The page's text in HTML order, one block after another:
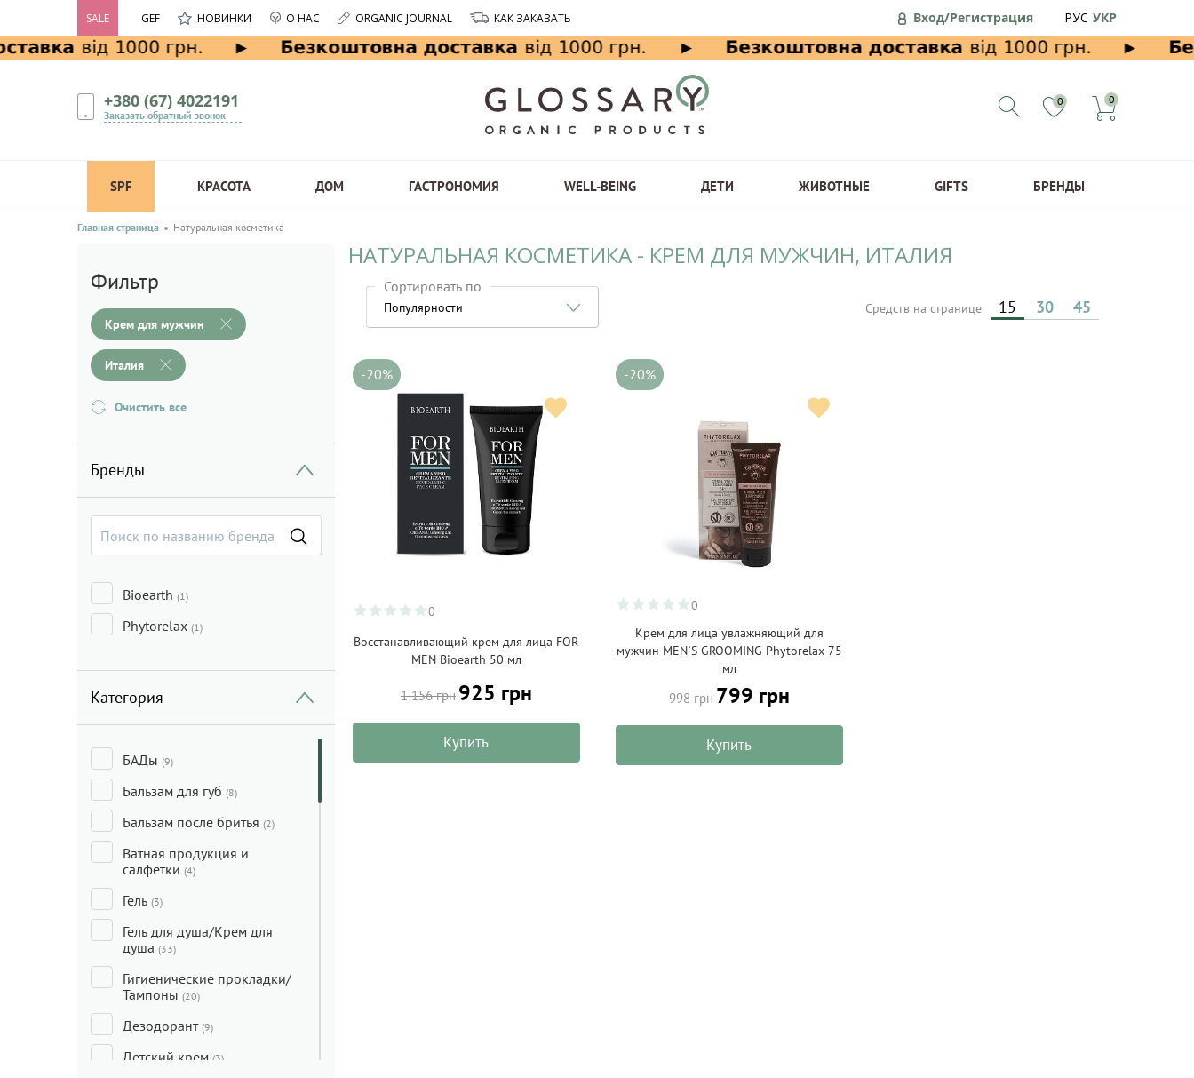
SALE GEF НОВИНКИ О НАС ORGANIC JOURNAL КАК ЗАКАЗАТЬ Вход/Регистрация РУС УКР
+380 (67) 4022191
Заказать обратный звонок
0 0
SPF КРАСОТА ДОМ ГАСТРОНОМИЯ WELL-BEING ДЕТИ ЖИВОТНЫЕ GIFTS БРЕНДЫ
Главная страница Натуральная косметика
Фильтр
Крем для мужчин
Италия
Очистить все
Бренды
Bioearth (1)
Phytorelax (1)
Категория
БАДы (9)
Бальзам для губ (8)
Бальзам после бритья (2)
Ватная продукция и
салфетки (4)
Гель (3)
Гель для душа/Крем для
душа (33)
Гигиенические прокладки/
Тампоны (20)
Дезодорант (9)
Детский крем (3)
НАТУРАЛЬНАЯ КОСМЕТИКА - КРЕМ ДЛЯ МУЖЧИН, ИТАЛИЯ
Сортировать по
Популярности Средств на странице 15 30 45
-20%
0
Восстанавливающий крем для лица FOR
MEN Bioearth 50 мл
1 156 грн 925 грн
Купить
-20%
0
Крем для лица увлажняющий для
мужчин MEN`S GROOMING Phytorelax 75
мл
998 грн 799 грн
Купить